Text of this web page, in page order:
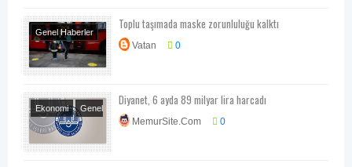
Genel Haberler
Sağlık
Toplu taşımada maske zorunluluğu kalktı
Vatan 0
Ekonomi
Genel
Haberler
Diyanet, 6 ayda 89 milyar lira harcadı
MemurSite.Com 0